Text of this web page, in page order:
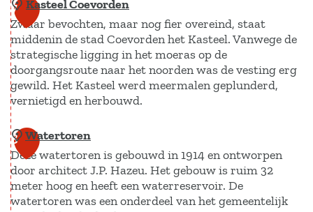
a
r
h
o
e
d
s
t
e
r
b
e
O
u
d
e
P
o
s
t
k
a
n
7 Kasteel Coevorden
Zwaar bevochten, maar nog fier overeind, staat
middenin de stad Coevorden het Kasteel. Vanwege de
strategische ligging in het moeras op de
doorgangsroute naar het noorden was de vesting erg
gewild. Het Kasteel werd meermalen geplunderd,
vernietigd en herbouwd.
K
a
s
t
8 Watertoren
Deze watertoren is gebouwd in 1914 en ontworpen
door architect J.P. Hazeu. Het gebouw is ruim 32
meter hoog en heeft een waterreservoir. De
watertoren was een onderdeel van het gemeentelijk